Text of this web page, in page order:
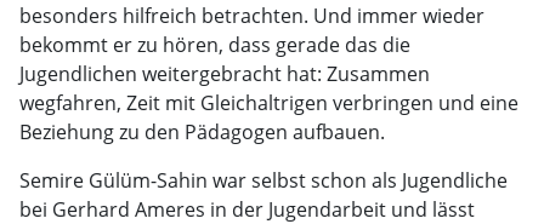
besonders hilfreich betrachten. Und immer wieder
bekommt er zu hören, dass gerade das die
Jugendlichen weitergebracht hat: Zusammen
wegfahren, Zeit mit Gleichaltrigen verbringen und eine
Beziehung zu den Pädagogen aufbauen.
Semire Gülüm-Sahin war selbst schon als Jugendliche
bei Gerhard Ameres in der Jugendarbeit und lässt